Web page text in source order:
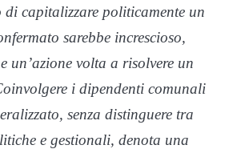
di capitalizzare politicamente un
sarebbe increscioso,
un’azione volta a risolvere un
i dipendenti comunali
senza distinguere tra
e gestionali, denota una